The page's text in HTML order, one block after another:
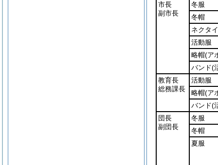
市長
副市長
冬服
冬帽
ネクタイ
活動服
略帽(ア
バンド(
教育長
総務課長
活動服
略帽(ア
バンド(
団長
副団長
冬服
冬帽
夏服